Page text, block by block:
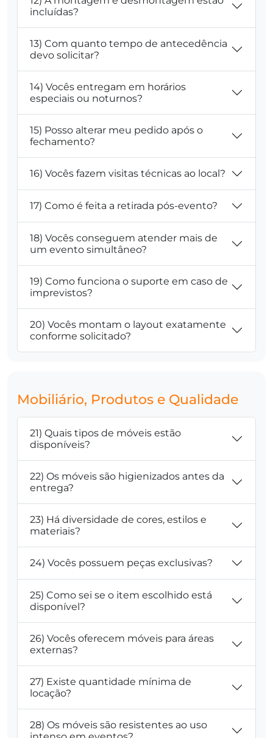
incluídas?
13) Com quanto tempo de antecedência
devo solicitar?
14) Vocês entregam em horários
especiais ou noturnos?
15) Posso alterar meu pedido após o
fechamento?
16) Vocês fazem visitas técnicas ao local?
17) Como é feita a retirada pós-evento?
18) Vocês conseguem atender mais de
um evento simultâneo?
19) Como funciona o suporte em caso de
imprevistos?
20) Vocês montam o layout exatamente
conforme solicitado?
Mobiliário, Produtos e Qualidade
21) Quais tipos de móveis estão
disponíveis?
22) Os móveis são higienizados antes da
entrega?
23) Há diversidade de cores, estilos e
materiais?
24) Vocês possuem peças exclusivas?
25) Como sei se o item escolhido está
disponível?
26) Vocês oferecem móveis para áreas
externas?
27) Existe quantidade mínima de
locação?
28) Os móveis são resistentes ao uso